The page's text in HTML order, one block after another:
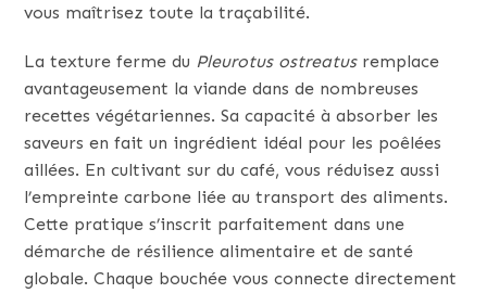
vous maîtrisez toute la traçabilité.
La texture ferme du Pleurotus ostreatusremplace
avantageusement la viande dans de nombreuses
recettes végétariennes. Sa capacité à absorber les
saveurs en fait un ingrédient idéal pour les poêlées
aillées. En cultivant sur du café, vous réduisez aussi
l’empreinte carbone liée au transport des aliments.
Cette pratique s’inscrit parfaitement dans une
démarche de résilience alimentaire et de santé
globale. Chaque bouchée vous connecte directement